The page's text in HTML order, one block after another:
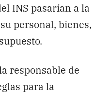
INS pasarían a la
personal, bienes,
responsable de
para la